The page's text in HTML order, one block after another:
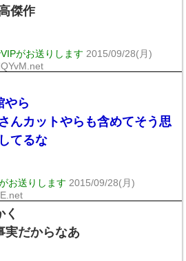
傑作
がお送りします 2015/09/28(月)
やら
んカットやらも含めてそう思
てるな
お送りします 2015/09/28(月)
く
実だからなあ